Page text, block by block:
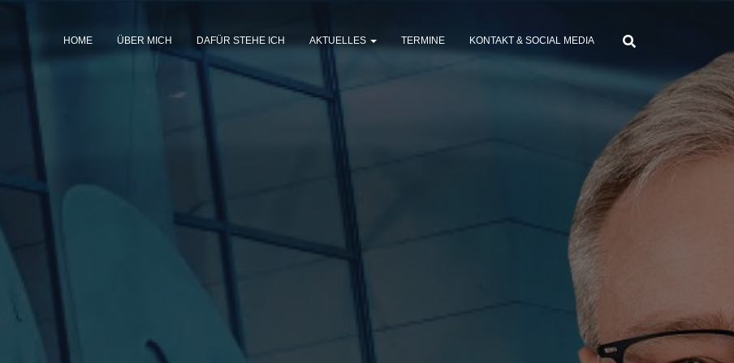
HOME ÜBER MICH DAFÜR STEHE ICH AKTUELLES TERMINE KONTAKT & SOCIAL MEDIA